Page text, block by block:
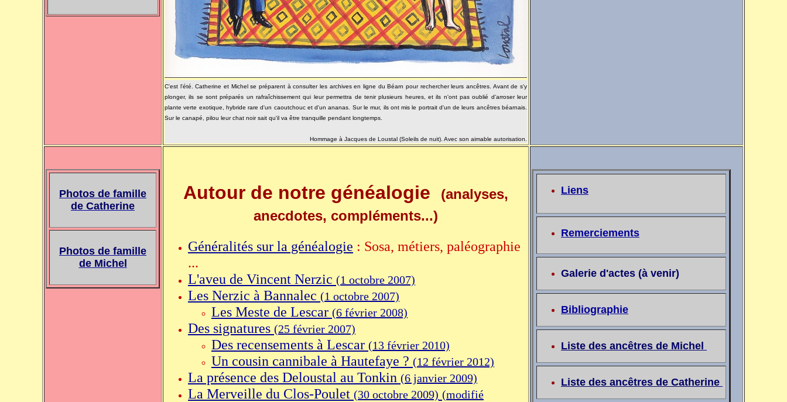
C'est l'été. Catherine et Michel se préparent à consulter les archives en ligne du Béarn pour rechercher leurs ancêtres. Avant de s'y
plonger, ils se sont préparés un rafraîchissement qui leur permettra de tenir plusieurs heures, et ils n'ont pas oublié d'arroser leur
plante verte exotique, hybride rare d'un caoutchouc et d'un ananas. Sur le mur, ils ont mis le portrait d'un de leurs ancêtres béarnais.
Sur le canapé, pilou leur chat noir sait qu'il va être tranquille pendant longtemps.
Hommage à Jacques de Loustal (Soleils de nuit). Avec son aimable autorisation.
Photos de famille
de Catherine
Photos de famille
de Michel
Autour de notre généalogie
(analyses,
anecdotes, compléments...)
Généralités sur la généalogie : Sosa, métiers, paléographie
...
L'aveu de Vincent Nerzic (1 octobre 2007)
Les Nerzic à Bannalec (1 octobre 2007)
Les Meste de Lescar (6 février 2008)
Des signatures (25 février 2007)
Des recensements à Lescar (13 février 2010)
Un cousin cannibale à Hautefaye ? (12 février 2012)
La présence des Deloustal au Tonkin (6 janvier 2009)
La Merveille du Clos-Poulet (30 octobre 2009) (modifié
Liens
Remerciements
Galerie d'actes (à venir)
Bibliographie
Liste des ancêtres de Michel
Liste des ancêtres de Catherine